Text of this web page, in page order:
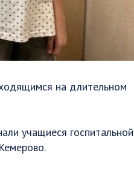
на длительном
учащиеся госпитальной